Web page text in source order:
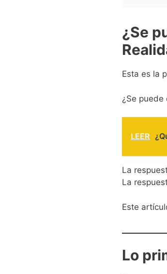
¿Se
Esta es la
¿Se puede
LEER
La
La
Este
Lo